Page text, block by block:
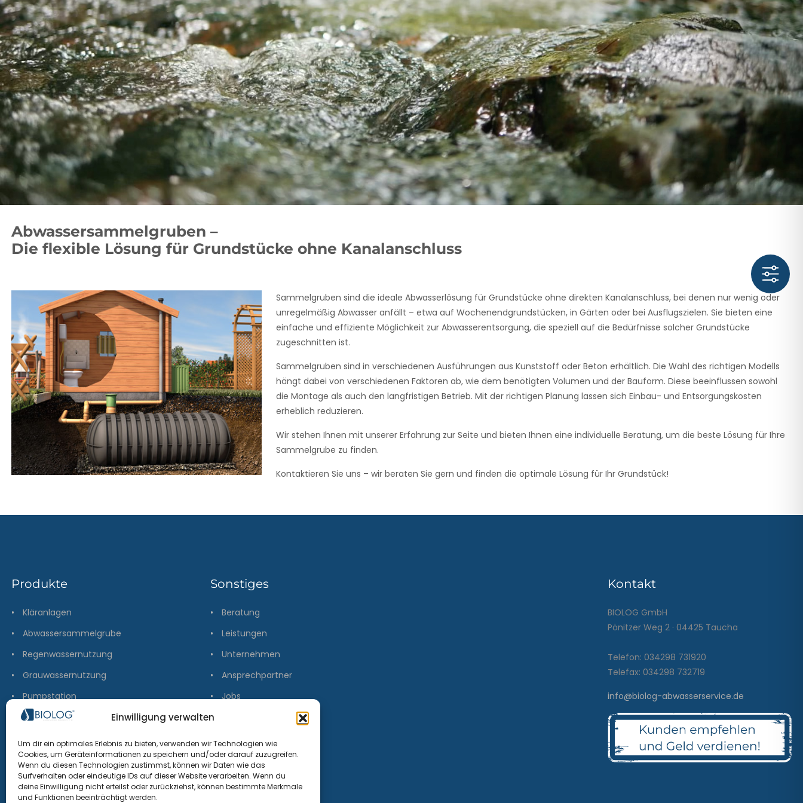
Einwilligung verwalten
Um dir ein optimales Erlebnis zu bieten, verwenden wir Technologien wie
Cookies, um Geräteinformationen zu speichern und/oder darauf zuzugreifen.
Wenn du diesen Technologien zustimmst, können wir Daten wie das
Surfverhalten oder eindeutige IDs auf dieser Website verarbeiten. Wenn du
deine Einwilligung nicht erteilst oder zurückziehst, können bestimmte Merkmale
und Funktionen beeinträchtigt werden.
Abwassersammelgruben –
Die flexible Lösung für Grundstücke ohne Kanalanschluss
Sammelgruben sind die ideale Abwasserlösung für Grundstücke ohne direkten Kanalanschluss, bei denen nur wenig oder
unregelmäßig Abwasser anfällt – etwa auf Wochenendgrundstücken, in Gärten oder bei Ausflugszielen. Sie bieten eine
einfache und effiziente Möglichkeit zur Abwasserentsorgung, die speziell auf die Bedürfnisse solcher Grundstücke
zugeschnitten ist.
Sammelgruben sind in verschiedenen Ausführungen aus Kunststoff oder Beton erhältlich. Die Wahl des richtigen Modells
hängt dabei von verschiedenen Faktoren ab, wie dem benötigten Volumen und der Bauform. Diese beeinflussen sowohl
die Montage als auch den langfristigen Betrieb. Mit der richtigen Planung lassen sich Einbau- und Entsorgungskosten
erheblich reduzieren.
Wir stehen Ihnen mit unserer Erfahrung zur Seite und bieten Ihnen eine individuelle Beratung, um die beste Lösung für Ihre
Sammelgrube zu finden.
Kontaktieren Sie uns – wir beraten Sie gern und finden die optimale Lösung für Ihr Grundstück!
Produkte
•
Kläranlagen
•
Abwassersammelgrube
•
Regenwassernutzung
•
Grauwassernutzung
•
Pumpstation
Abscheider
Versickerung
Sonstiges
•
Beratung
•
Leistungen
•
Unternehmen
•
Ansprechpartner
•
Jobs
•
Kontakt
BIOLOG GmbH
Pönitzer Weg 2 · 04425 Taucha
Telefon: 034298 731920
Telefax: 034298 732719
info@biolog-abwasserservice.de